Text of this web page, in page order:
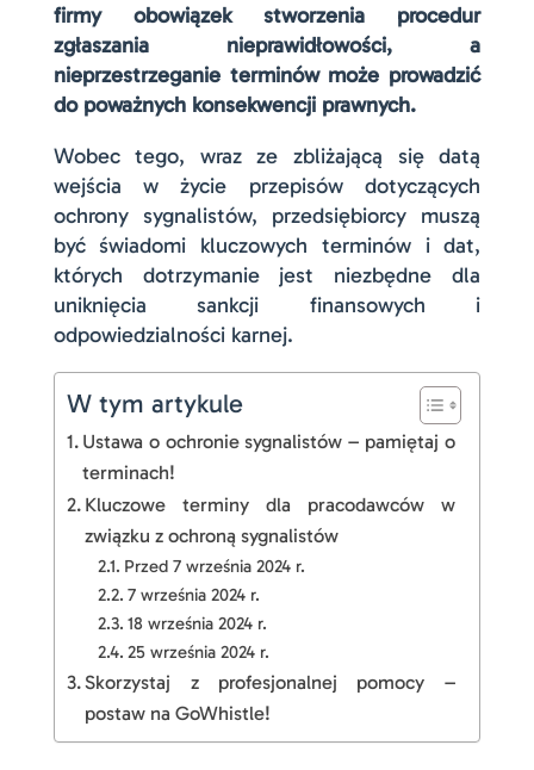
firmy obowiązek stworzenia procedur
zgłaszania nieprawidłowości, a
nieprzestrzeganie terminów może prowadzić
do poważnych konsekwencji prawnych.
Wobec tego, wraz ze zbliżającą się datą
wejścia w życie przepisów dotyczących
ochrony sygnalistów, przedsiębiorcy muszą
być świadomi kluczowych terminów i dat,
których dotrzymanie jest niezbędne dla
uniknięcia sankcji finansowych i
odpowiedzialności karnej.
W tym artykule
Ustawa o ochronie sygnalistów – pamiętaj o
terminach!
Kluczowe terminy dla pracodawców w
związku z ochroną sygnalistów
Przed 7 września 2024 r.
7 września 2024 r.
18 września 2024 r.
25 września 2024 r.
Skorzystaj z profesjonalnej pomocy –
postaw na GoWhistle!